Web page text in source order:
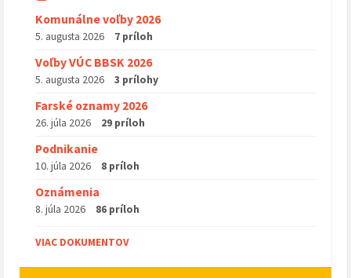
Komunálne voľby 2026
5. augusta 2026 7 príloh
Voľby VÚC BBSK 2026
5. augusta 2026 3 prílohy
Farské oznamy 2026
26. júla 2026 29 príloh
Podnikanie
10. júla 2026 8 príloh
Oznámenia
8. júla 2026 86 príloh
VIAC DOKUMENTOV